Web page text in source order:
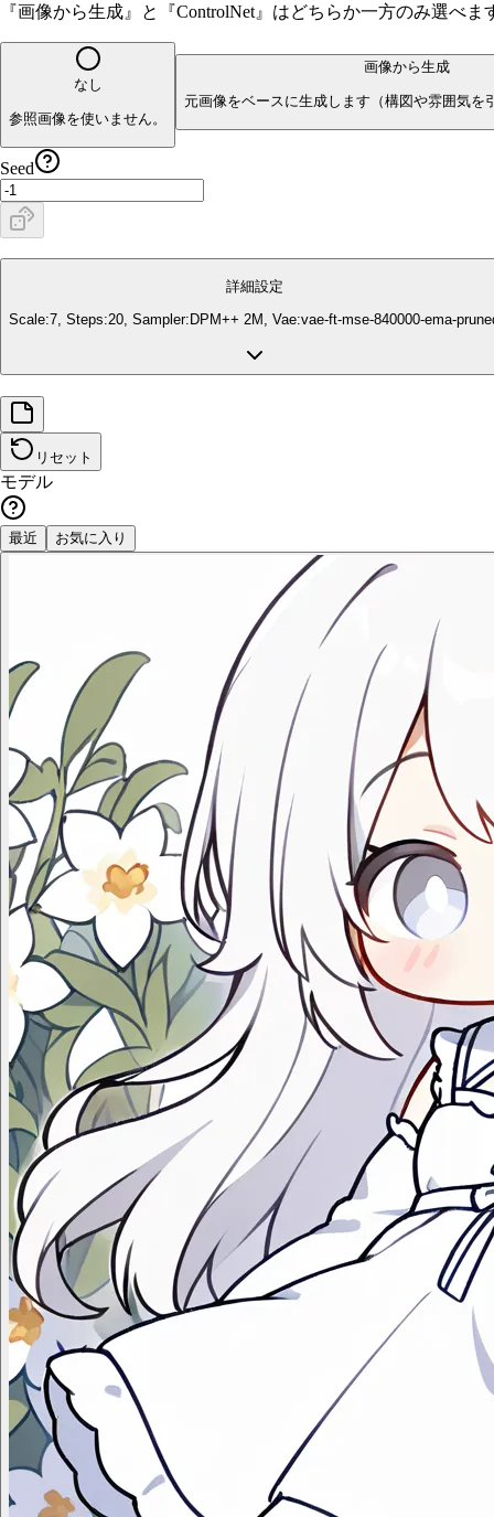
『画像から生成』と『ControlNet』はどちらか一方のみ選べ
なし
参照画像を使いません。
画像から生成
元画像をベースに生成します（構図や雰囲気を
Seed
詳細設定
Scale:7, Steps:20, Sampler: DPM++ 2M , Vae:vae-ft-mse-840000-ema-
リセット
モデル
最近 お気に入り